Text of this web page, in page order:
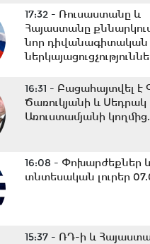
17:32 - Ռուսաստանը և
Հայաստանը
նոր դիվանագիտական
16:31 - Բացահայտվել է
Ծառուկյանի և Սեդրակ
Առուստամյանի
16:08 - Փոխարժեքներ
տնտեսական լուրեր
15:37 - ՌԴ-ի և